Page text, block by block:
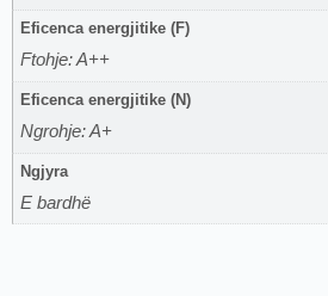
Eficenca energjitike (F)
Ftohje: A++
Eficenca energjitike (N)
Ngrohje: A+
Ngjyra
E bardhë